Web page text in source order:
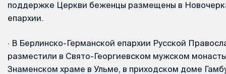
поддержке Церкви беженцы размещены в
епархии.
· В Берлинско-Германской епархии Русской
разместили в Свято-Георгиевском мужском
Знаменском храме в Ульме, в приходском доме